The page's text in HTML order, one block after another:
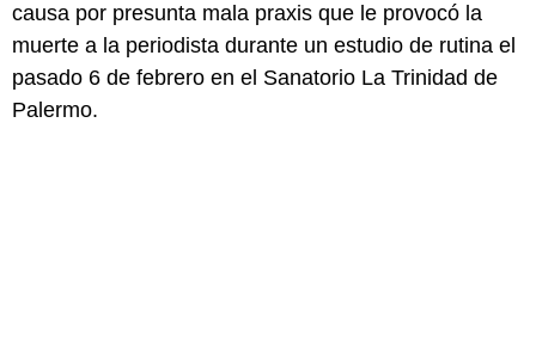
causa por presunta mala praxis que le provocó la
muerte a la periodista durante un estudio de rutina el
pasado 6 de febrero en el Sanatorio La Trinidad de
Palermo.